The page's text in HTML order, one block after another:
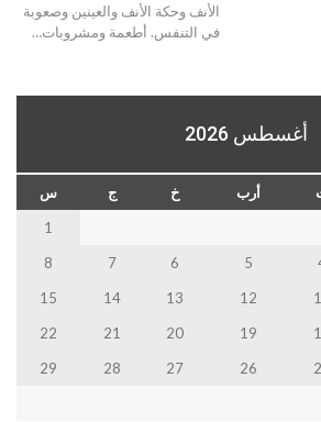
الأنف وحكة الأنف والعينين وصعوبة
في التنفس. أطعمة ومشروبات…
أغسطس 2026
أرب خ ج
س
1
5
6
7
8
12
13
14
15
19
20
21
22
26
27
28
29